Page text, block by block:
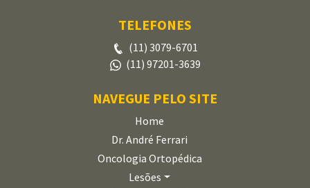
TELEFONES
(11) 3079-6701
(11) 97201-3639
NAVEGUE PELO SITE
Home
Dr. André Ferrari
Oncologia Ortopédica
Lesões